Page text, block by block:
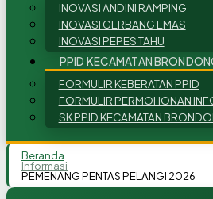
INOVASI ANDINI RAMPING
INOVASI GERBANG EMAS
INOVASI PEPES TAHU
PPID KECAMATAN
FORMULIR KEBERATAN PPID
FORMULIR PERMOHONAN
SK PPID KECAMATAN
Beranda
Informasi
PEMENANG PENTAS PELANGI 2026